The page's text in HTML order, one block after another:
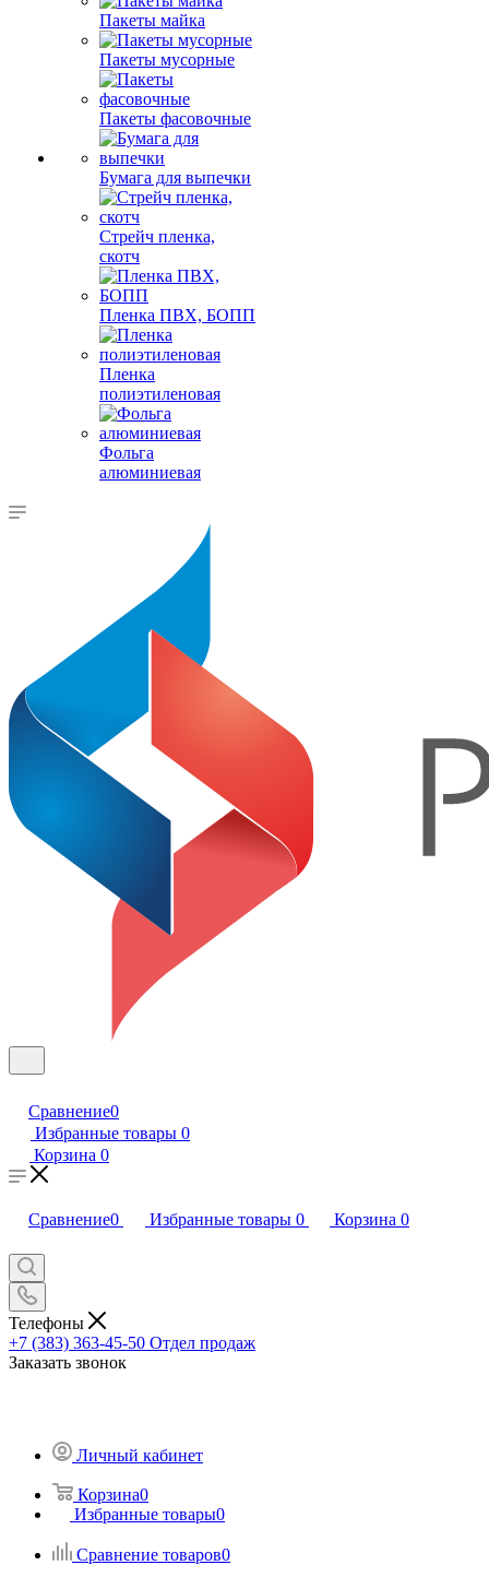
Пакеты майка
Пакеты мусорные
Пакеты фасовочные
Бумага для выпечки
Стрейч пленка,
скотч
Пленка ПВХ, БОПП
Пленка
полиэтиленовая
Фольга
алюминиевая
Сравнение0
Избранные товары 0
Корзина 0
Сравнение0 Избранные товары 0 Корзина 0
Телефоны
+7 (383) 363-45-50 Отдел продаж
Заказать звонок
Личный кабинет
Корзина0
Избранные товары0
Сравнение товаров0